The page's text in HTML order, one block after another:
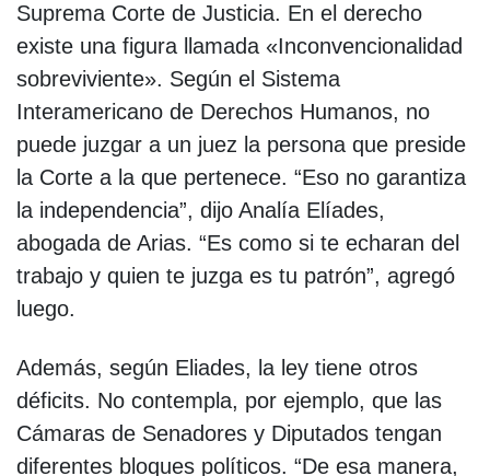
Suprema Corte de Justicia. En el derecho
existe una figura llamada «Inconvencionalidad
sobreviviente». Según el Sistema
Interamericano de Derechos Humanos, no
puede juzgar a un juez la persona que preside
la Corte a la que pertenece. “Eso no garantiza
la independencia”, dijo Analía Elíades,
abogada de Arias. “Es como si te echaran del
trabajo y quien te juzga es tu patrón”, agregó
luego.
Además, según Eliades, la ley tiene otros
déficits. No contempla, por ejemplo, que las
Cámaras de Senadores y Diputados tengan
diferentes bloques políticos. “De esa manera,